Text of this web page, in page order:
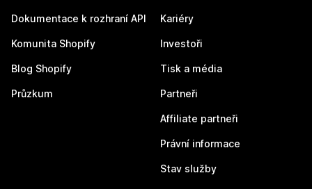
Dokumentace k rozhraní API
Komunita Shopify
Blog Shopify
Průzkum
Kariéry
Investoři
Tisk a média
Partneři
Affiliate partneři
Právní informace
Stav služby